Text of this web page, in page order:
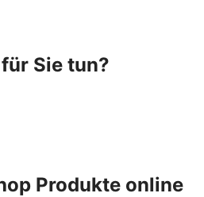
Sie tun?
Produkte online